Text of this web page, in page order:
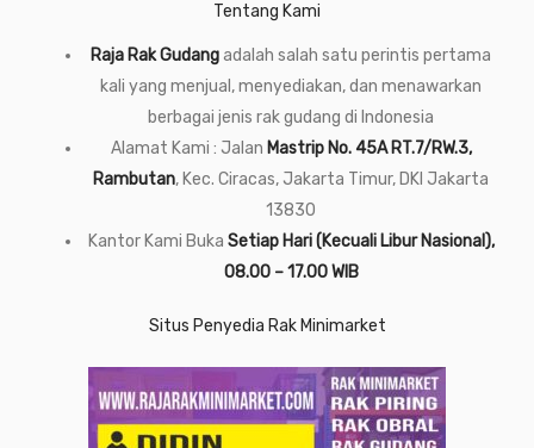
Tentang Kami
Raja Rak Gudangadalah salah satu perintis pertama
kali yang menjual, menyediakan, dan menawarkan
berbagai jenis rak gudang di Indonesia
Alamat Kami : Jalan Mastrip No. 45A RT.7/RW.3,
Rambutan, Kec. Ciracas, Jakarta Timur, DKI Jakarta
13830
Kantor Kami Buka Setiap Hari (Kecuali Libur Nasional),
08.00 – 17.00 WIB
Situs Penyedia Rak Minimarket